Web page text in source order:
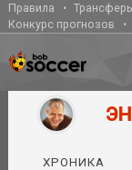
Правила
Конкурс прогнозов
ХРОНИКА